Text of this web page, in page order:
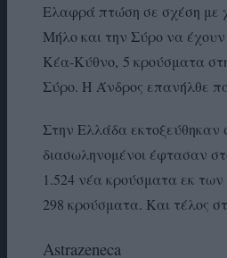
Ελαφρά πτώση σε σχέση με
Μήλο και την Σύρο να
Κέα-Κύθνο, 5 κρούσματα
Σύρο. Η Άνδρος επανήλθε
Στην Ελλάδα εκτοξεύθηκαν
διασωληνομένοι έφτασαν
1.524 νέα κρούσματα εκ των
298 κρούσματα. Και τέλος
Astrazeneca